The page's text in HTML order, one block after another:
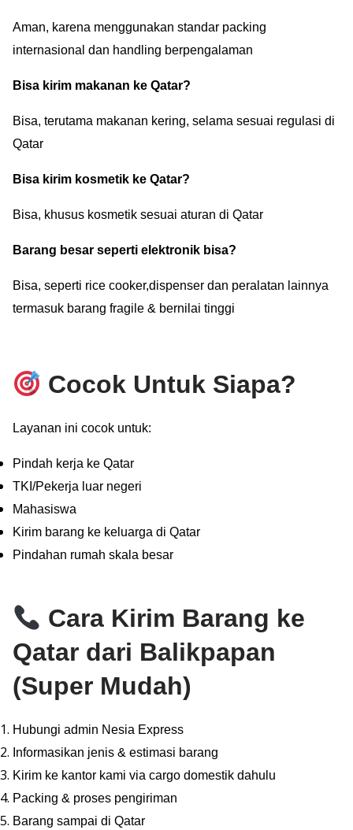
Aman, karena menggunakan standar packing
internasional dan handling berpengalaman
Bisa kirim makanan ke Qatar?
Bisa, terutama makanan kering, selama sesuai regulasi di
Qatar
Bisa kirim kosmetik ke Qatar?
Bisa, khusus kosmetik sesuai aturan di Qatar
Barang besar seperti elektronik bisa?
Bisa, seperti rice cooker,dispenser dan peralatan lainnya
termasuk barang fragile & bernilai tinggi
Cocok Untuk Siapa?
Layanan ini cocok untuk:
Pindah kerja ke Qatar
TKI/Pekerja luar negeri
Mahasiswa
Kirim barang ke keluarga di Qatar
Pindahan rumah skala besar
Cara Kirim Barang ke
Qatar dari Balikpapan
(Super Mudah)
Hubungi admin Nesia Express
Informasikan jenis & estimasi barang
Kirim ke kantor kami via cargo domestik dahulu
Packing & proses pengiriman
Barang sampai di Qatar